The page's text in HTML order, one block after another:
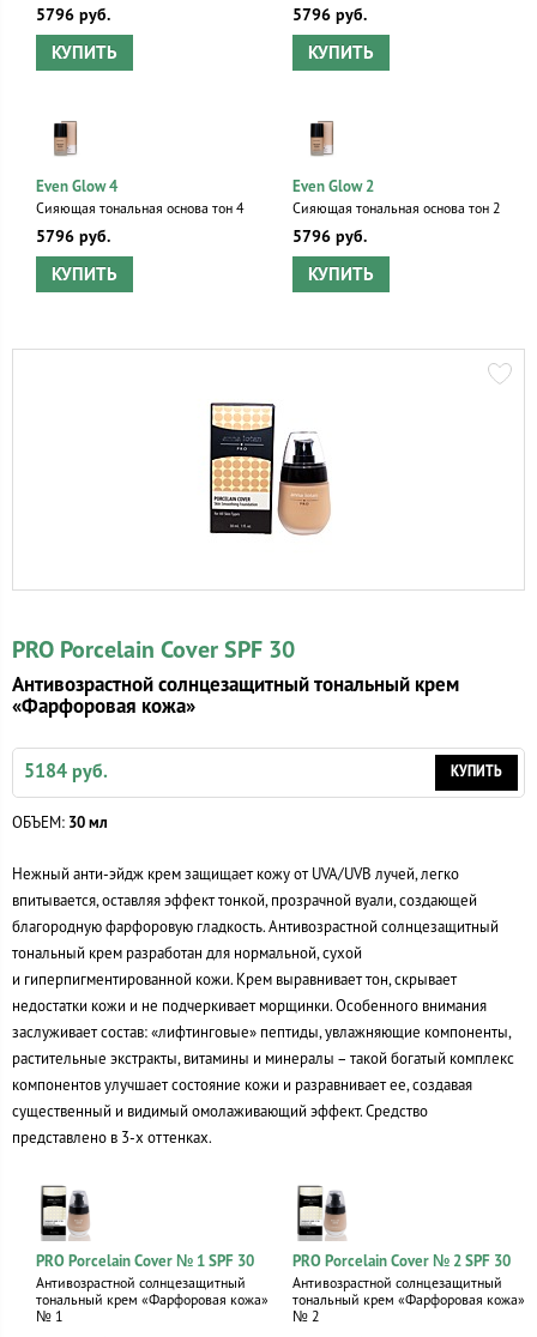
5796 руб.
КУПИТЬ
5796 руб.
КУПИТЬ
Even Glow 4
Сияющая тональная основа тон 4
5796 руб.
КУПИТЬ
Even Glow 2
Сияющая тональная основа тон 2
5796 руб.
КУПИТЬ
PRO Porcelain Cover SPF 30
Антивозрастной солнцезащитный тональный крем
«Фарфоровая кожа»
5184 руб. КУПИТЬ
ОБЪЕМ: 30 мл
Нежный анти-эйдж крем защищает кожу от UVA/UVB лучей, легко
впитывается, оставляя эффект тонкой, прозрачной вуали, создающей
благородную фарфоровую гладкость. Антивозрастной солнцезащитный
тональный крем разработан для нормальной, сухой
и гиперпигментированной кожи. Крем выравнивает тон, скрывает
недостатки кожи и не подчеркивает морщинки. Особенного внимания
заслуживает состав: «лифтинговые» пептиды, увлажняющие компоненты,
растительные экстракты, витамины и минералы – такой богатый комплекс
компонентов улучшает состояние кожи и разравнивает ее, создавая
существенный и видимый омолаживающий эффект. Средство
представлено в 3-х оттенках.
PRO Porcelain Cover № 1 SPF 30
Антивозрастной солнцезащитный
тональный крем «Фарфоровая кожа»
№ 1
PRO Porcelain Cover № 2 SPF 30
Антивозрастной солнцезащитный
тональный крем «Фарфоровая кожа»
№ 2